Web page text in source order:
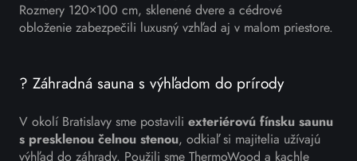
Rozmery 120×100 cm, sklenené dvere a cédrové
obloženie zabezpečili luxusný vzhľad aj v malom priestore.
? Záhradná sauna s výhľadom do prírody
V okolí Bratislavy sme postavili exteriérovú fínsku saunu
s presklenou čelnou stenou, odkiaľ si majitelia užívajú
výhľad do záhrady. Použili sme ThermoWood a kachle